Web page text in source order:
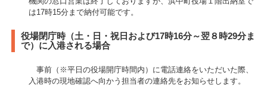
は17時15分まで納付可能です。
役場閉庁時（土・日・祝日および17時16分～翌８時29分ま
で）に入港される場合
事前（※平日の役場開庁時間内）に電話連絡をいただいた際、
入港時の現地確認へ向かう担当者の連絡先をお知らせします。